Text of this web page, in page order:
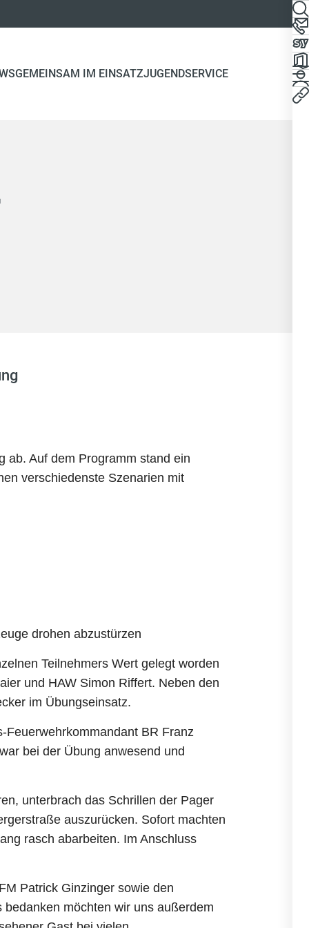
GEMEINSAM IM EINSATZJUGENDSERVICE
ab. Auf dem Programm stand ein
verschiedenste Szenarien mit
drohen abzustürzen
Teilnehmers Wert gelegt worden
und HAW Simon Riffert. Neben den
im Übungseinsatz.
Feuerwehrkommandant BR Franz
bei der Übung anwesend und
unterbrach das Schrillen der Pager
auszurücken. Sofort machten
rasch abarbeiten. Im Anschluss
Patrick Ginzinger sowie den
möchten wir uns außerdem